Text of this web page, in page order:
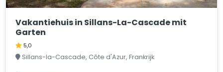
Vakantiehuis in Sillans-La-Cascade mit
Garten
5,0
Sillans-la-Cascade, Côte d'Azur, Frankrijk